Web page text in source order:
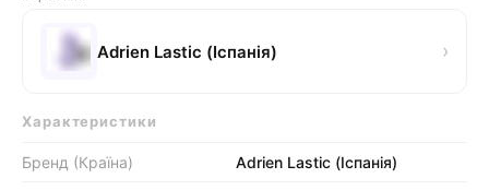
Adrien Lastic (Іспанія) ›
Характеристики
Бренд (Країна) Adrien Lastic (Іспанія)